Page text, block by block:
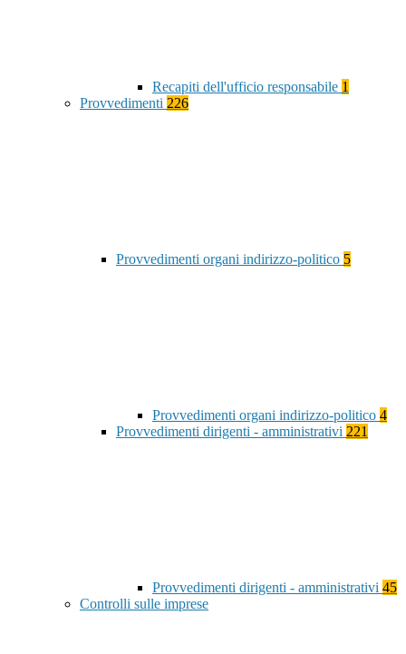
Recapiti dell'ufficio responsabile 1
Provvedimenti 226
Provvedimenti organi indirizzo-politico 5
Provvedimenti organi indirizzo-politico 4
Provvedimenti dirigenti - amministrativi 221
Provvedimenti dirigenti - amministrativi 45
Controlli sulle imprese